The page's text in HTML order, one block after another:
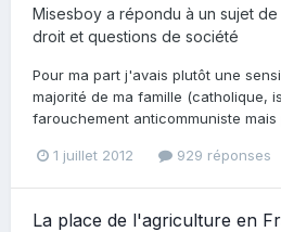
Misesboy a répondu à un sujet de
droit et questions de société
Pour ma part j'avais plutôt une
majorité de ma famille (catholique,
farouchement anticommuniste mais
1 juillet 2012 929 réponses
La place de l'agriculture en